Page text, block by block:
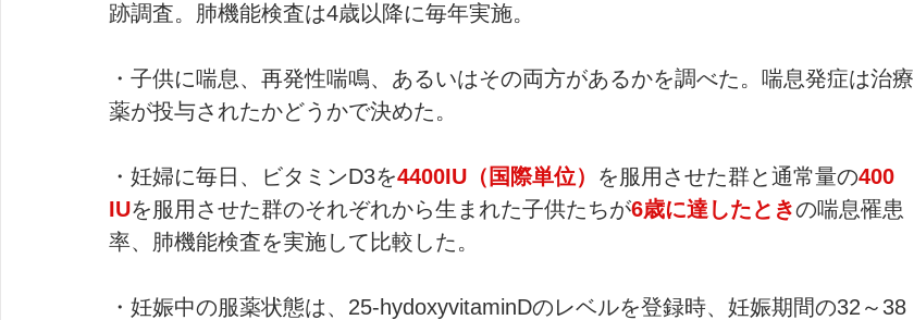
跡調査。肺機能検査は4歳以降に毎年実施。
・子供に喘息、再発性喘鳴、あるいはその両方があるかを調べた。喘息発症は治療
薬が投与されたかどうかで決めた。
・妊婦に毎日、ビタミンD3を4400IU（国際単位） を服用させた群と通常量の400
IUを服用させた群のそれぞれから生まれた子供たちが6歳に達したときの喘息罹患
率、肺機能検査を実施して比較した。
・妊娠中の服薬状態は、25-hydoxyvitaminDのレベルを登録時、妊娠期間の32～38